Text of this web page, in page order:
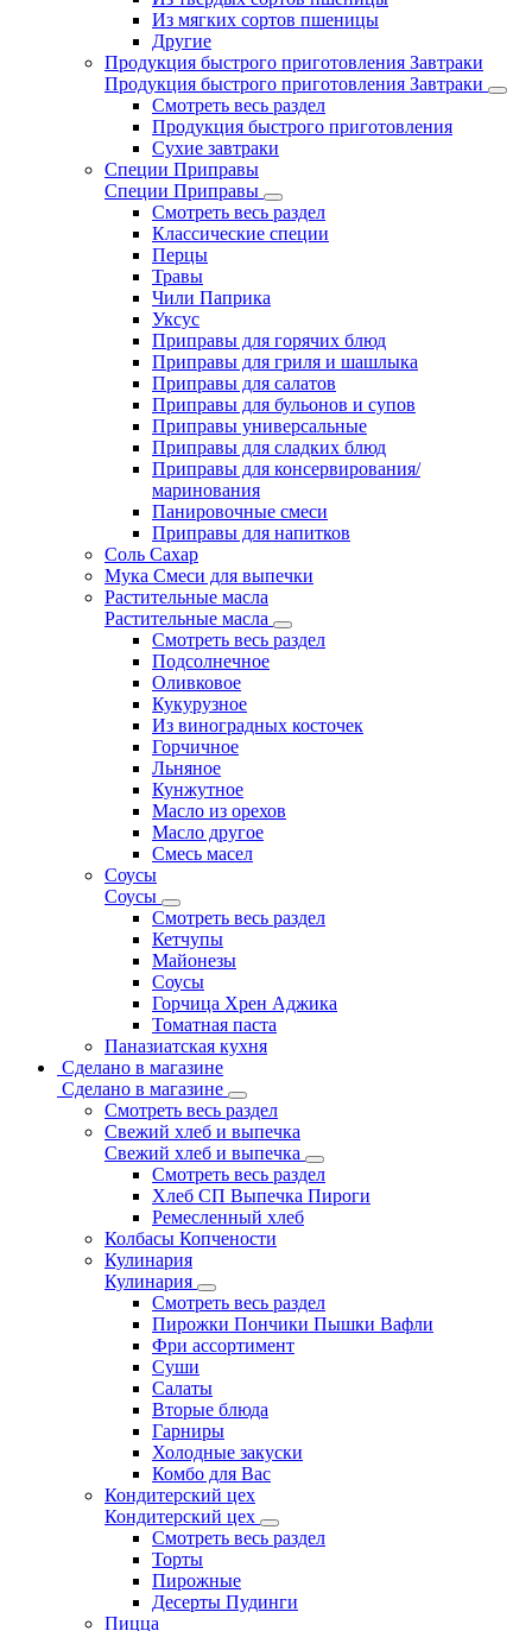
Из мягких сортов пшеницы
Другие
Продукция быстрого приготовления Завтраки
Продукция быстрого приготовления Завтраки
Смотреть весь раздел
Продукция быстрого приготовления
Сухие завтраки
Специи Приправы
Специи Приправы
Смотреть весь раздел
Классические специи
Перцы
Травы
Чили Паприка
Уксус
Приправы для горячих блюд
Приправы для гриля и шашлыка
Приправы для салатов
Приправы для бульонов и супов
Приправы универсальные
Приправы для сладких блюд
Приправы для консервирования/
маринования
Панировочные смеси
Приправы для напитков
Соль Сахар
Мука Смеси для выпечки
Растительные масла
Растительные масла
Смотреть весь раздел
Подсолнечное
Оливковое
Кукурузное
Из виноградных косточек
Горчичное
Льняное
Кунжутное
Масло из орехов
Масло другое
Смесь масел
Соусы
Соусы
Смотреть весь раздел
Кетчупы
Майонезы
Соусы
Горчица Хрен Аджика
Томатная паста
Паназиатская кухня
Сделано в магазине
Сделано в магазине
Смотреть весь раздел
Свежий хлеб и выпечка
Свежий хлеб и выпечка
Смотреть весь раздел
Хлеб СП Выпечка Пироги
Ремесленный хлеб
Колбасы Копчености
Кулинария
Кулинария
Смотреть весь раздел
Пирожки Пончики Пышки Вафли
Фри ассортимент
Суши
Салаты
Вторые блюда
Гарниры
Холодные закуски
Комбо для Вас
Кондитерский цех
Кондитерский цех
Смотреть весь раздел
Торты
Пирожные
Десерты Пудинги
Пицца